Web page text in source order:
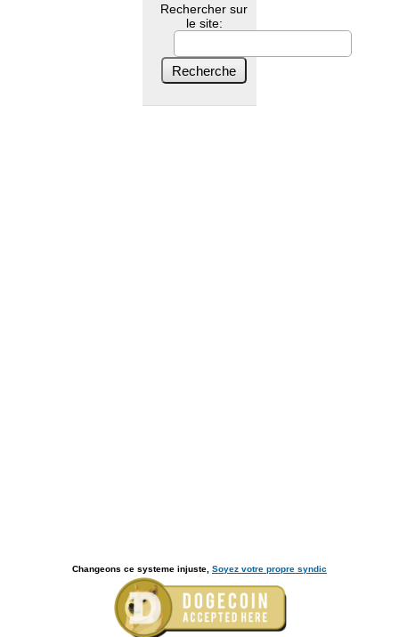
Rechercher sur
le site:
Changeons ce systeme injuste, Soyez votre propre syndic